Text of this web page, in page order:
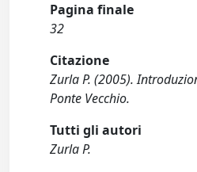
Pagina finale
32
Citazione
Zurla P. (2005).
Ponte Vecchio.
Tutti gli autori
Zurla P.